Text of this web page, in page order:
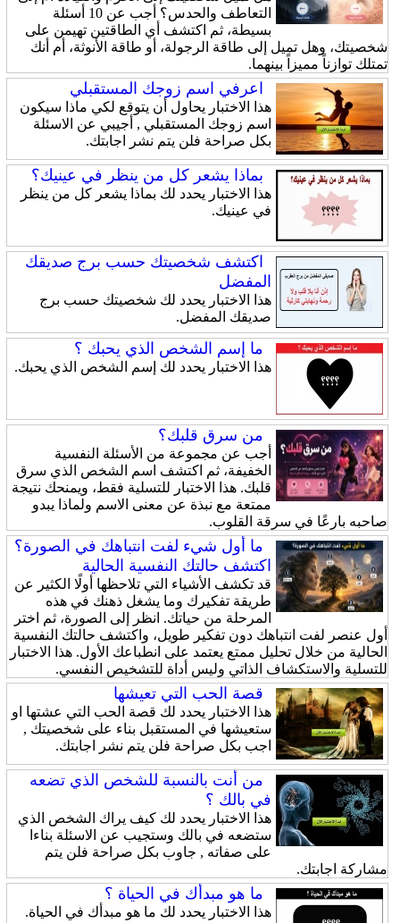
التعاطف والحدس؟ أجب عن 10 أسئلة
بسيطة، ثم اكتشف أي الطاقتين تهيمن على
شخصيتك، وهل تميل إلى طاقة الرجولة، أو طاقة الأنوثة، أم أنك
تمتلك توازناً مميزاً بينهما.
اعرفي اسم زوجك المستقبلي
هذا الاختبار يحاول أن يتوقع لكي ماذا سيكون
اسم زوجك المستقبلي , أجيبي عن الاسئلة
بكل صراحة فلن يتم نشر اجابتك.
بماذا يشعر كل من ينظر في عينيك؟
هذا الاختبار يحدد لك بماذا يشعر كل من ينظر
في عينيك.
اكتشف شخصيتك حسب برج صديقك
المفضل
هذا الاختبار يحدد لك شخصيتك حسب برج
صديقك المفضل.
ما إسم الشخص الذي يحبك ؟
هذا الاختبار يحدد لك إسم الشخص الذي يحبك.
من سرق قلبك؟
أجب عن مجموعة من الأسئلة النفسية
الخفيفة، ثم اكتشف اسم الشخص الذي سرق
قلبك. هذا الاختبار للتسلية فقط، ويمنحك نتيجة
ممتعة مع نبذة عن معنى الاسم ولماذا يبدو
صاحبه بارعًا في سرقة القلوب.
ما أول شيء لفت انتباهك في الصورة؟
اكتشف حالتك النفسية الحالية
قد تكشف الأشياء التي تلاحظها أولًا الكثير عن
طريقة تفكيرك وما يشغل ذهنك في هذه
المرحلة من حياتك. انظر إلى الصورة، ثم اختر
أول عنصر لفت انتباهك دون تفكير طويل، واكتشف حالتك النفسية
الحالية من خلال تحليل ممتع يعتمد على انطباعك الأول. هذا الاختبار
للتسلية والاستكشاف الذاتي وليس أداة للتشخيص النفسي.
قصة الحب التي تعيشها
هذا الاختبار يحدد لك قصة الحب التي عشتها او
ستعيشها في المستقبل بناء على شخصيتك ,
اجب بكل صراحة فلن يتم نشر اجابتك.
من أنت بالنسبة للشخص الذي تضعه
في بالك ؟
هذا الاختبار يحدد لك كيف يراك الشخص الذي
ستضعه في بالك وستجيب عن الاسئلة بناءا
على صفاته , جاوب بكل صراحة فلن يتم
مشاركة اجابتك.
ما هو مبدأك في الحياة ؟
هذا الاختبار يحدد لك ما هو مبدأك في الحياة.